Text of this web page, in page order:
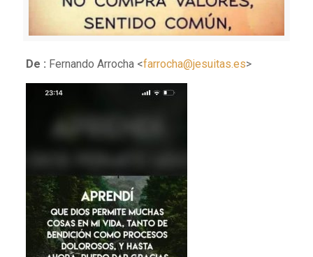
De : Fernando Arrocha <farrocha@jesuitas.es>